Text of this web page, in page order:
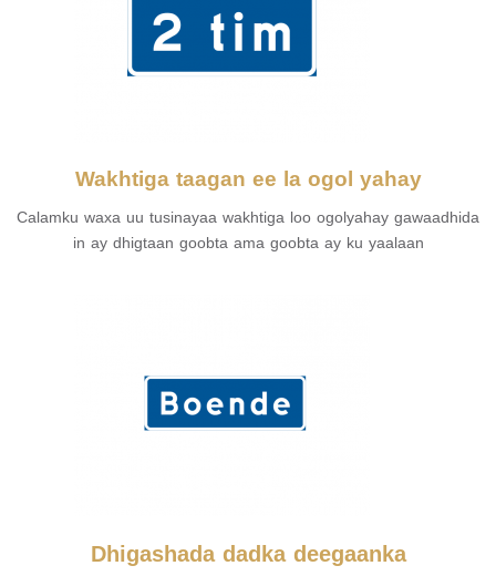
Wakhtiga taagan ee la ogol yahay
Calamku waxa uu tusinayaa wakhtiga loo ogolyahay gawaadhida
in ay dhigtaan goobta ama goobta ay ku yaalaan
Dhigashada dadka deegaanka